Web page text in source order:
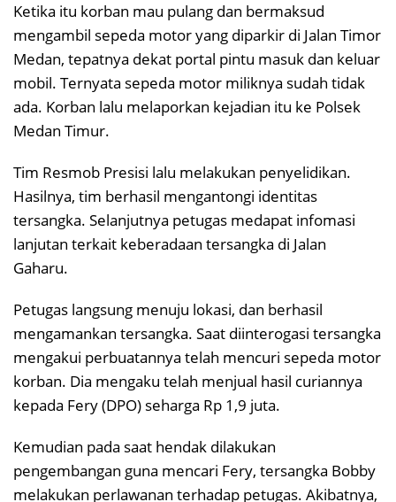
Ketika itu korban mau pulang dan bermaksud
mengambil sepeda motor yang diparkir di Jalan Timor
Medan, tepatnya dekat portal pintu masuk dan keluar
mobil. Ternyata sepeda motor miliknya sudah tidak
ada. Korban lalu melaporkan kejadian itu ke Polsek
Medan Timur.
Tim Resmob Presisi lalu melakukan penyelidikan.
Hasilnya, tim berhasil mengantongi identitas
tersangka. Selanjutnya petugas medapat infomasi
lanjutan terkait keberadaan tersangka di Jalan
Gaharu.
Petugas langsung menuju lokasi, dan berhasil
mengamankan tersangka. Saat diinterogasi tersangka
mengakui perbuatannya telah mencuri sepeda motor
korban. Dia mengaku telah menjual hasil curiannya
kepada Fery (DPO) seharga Rp 1,9 juta.
Kemudian pada saat hendak dilakukan
pengembangan guna mencari Fery, tersangka Bobby
melakukan perlawanan terhadap petugas. Akibatnya,